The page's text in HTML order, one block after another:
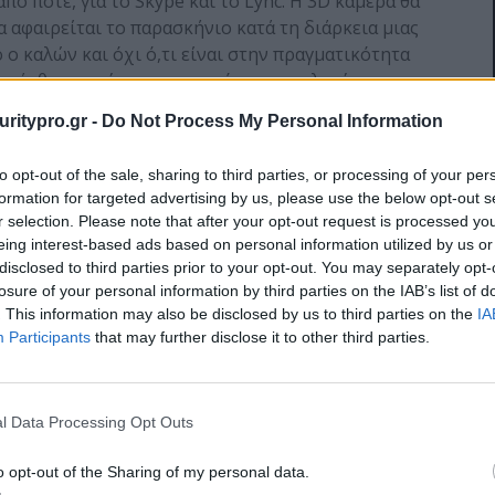
- Do Not Process My Personal Information
opt-out of the sale, sharing to third parties, or processing of your
for targeted advertising by us, please use the below opt-out
selection. Please note that after your opt-out request is processed
interest-based ads based on personal information utilized by us
to third parties prior to your opt-out. You may separately
of your personal information by third parties on the IAB’s list of
This information may also be disclosed by us to third parties on the
Participants that may further disclose it to other third parties.
Data Processing Opt Outs
opt-out of the Sharing of my personal data.
το παρασκήνιο κατά τη διάρκεια μιας
καλών και όχι ό,τι είναι στην πραγματικότητα
άνθρωποι έχουν περισσότερες επιλογές:
τους ή να το αφαιρέσουν εξολοκλήρου
μαζί μια ταινία ή αθλητική
και η αφή θα ενθαρρύνουν τα παιδιά να γίνουν
έχουν τις ρίζες τους στη μάθηση. Για να
ο κ.Eden ανακοίνωσε μια συνεργασία με
ενημέρωσης και εκπαίδευσης παιδιών,
εμπειριών για δύο από τα πιο εμβληματικά
κόκκινο σκύλο* και το I SPY*. Παρουσίασε
σε ένα παιχνίδι Clifford, παιδιά ηλικίας
τα χέρια τους, μιλώντας και αγγίζοντας
μαθαίνουν βασικές δεξιότητες.
με τις οποίες συνεργάζεται η Intel για την